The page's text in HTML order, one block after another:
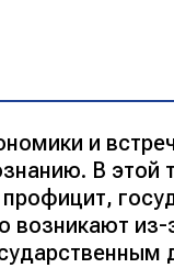
и
В этой
возникают